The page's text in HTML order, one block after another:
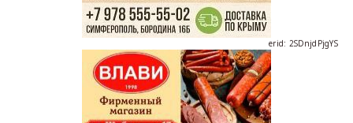
erid: 2SDnjdvhGXG